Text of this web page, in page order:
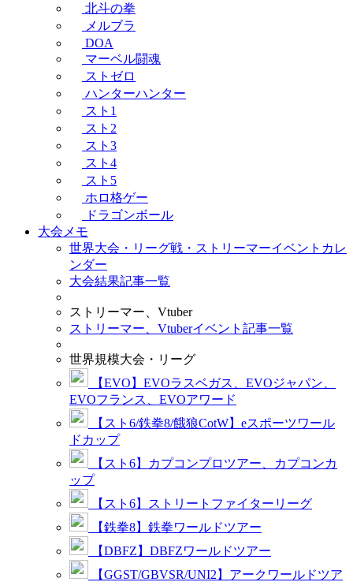
北斗の拳
メルブラ
DOA
マーベル闘魂
ストゼロ
ハンターハンター
スト1
スト2
スト3
スト4
スト5
ホロ格ゲー
ドラゴンボール
大会メモ
世界大会・リーグ戦・ストリーマーイベントカレ
ンダー
大会結果記事一覧
ストリーマー、Vtuber
ストリーマー、Vtuberイベント記事一覧
世界規模大会・リーグ
【EVO】EVOラスベガス、EVOジャパン、
EVOフランス、EVOアワード
【スト6/鉄拳8/餓狼CotW】eスポーツワール
ドカップ
【スト6】カプコンプロツアー、カプコンカ
ップ
【スト6】ストリートファイターリーグ
【鉄拳8】鉄拳ワールドツアー
【DBFZ】DBFZワールドツアー
【GGST/GBVSR/UNI2】アークワールドツア